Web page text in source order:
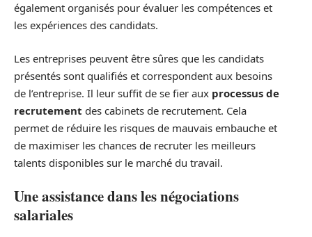
également organisés pour évaluer les compétences et
les expériences des candidats.
Les entreprises peuvent être sûres que les candidats
présentés sont qualifiés et correspondent aux besoins
de l’entreprise. Il leur suffit de se fier aux processus de
recrutement des cabinets de recrutement. Cela
permet de réduire les risques de mauvais embauche et
de maximiser les chances de recruter les meilleurs
talents disponibles sur le marché du travail.
Une assistance dans les négociations
salariales